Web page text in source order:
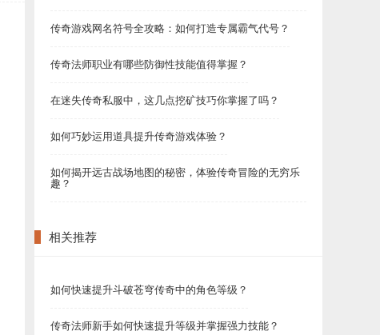
传奇游戏网名符号全攻略：如何打造专属霸气代号？
传奇法师职业有哪些防御性技能值得掌握？
在迷失传奇私服中，这几点挖矿技巧你掌握了吗？
如何巧妙运用道具提升传奇游戏体验？
如何揭开远古战场地图的秘密，体验传奇冒险的无穷乐
趣？
相关推荐
如何快速提升斗破苍穹传奇中的角色等级？
传奇法师新手如何快速提升等级并掌握强力技能？